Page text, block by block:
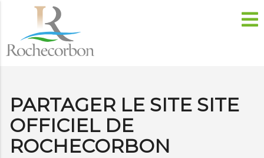
PARTAGER LE SITE SITE
OFFICIEL DE
ROCHECORBON